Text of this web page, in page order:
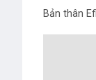
Bản thân